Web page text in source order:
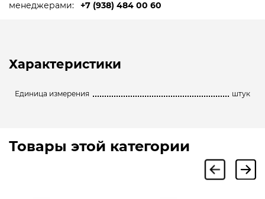
менеджерами:
+7 (938) 484 00 60
Характеристики
Единица измерения штук
Товары этой категории